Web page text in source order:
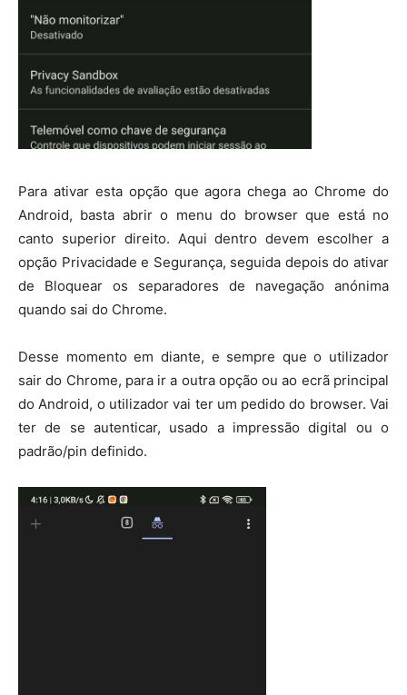
Para ativar esta opção que agora chega ao Chrome do
Android, basta abrir o menu do browser que está no
canto superior direito. Aqui dentro devem escolher a
opção Privacidade e Segurança, seguida depois do ativar
de Bloquear os separadores de navegação anónima
quando sai do Chrome.
Desse momento em diante, e sempre que o utilizador
sair do Chrome, para ir a outra opção ou ao ecrã principal
do Android, o utilizador vai ter um pedido do browser. Vai
ter de se autenticar, usado a impressão digital ou o
padrão/pin definido.